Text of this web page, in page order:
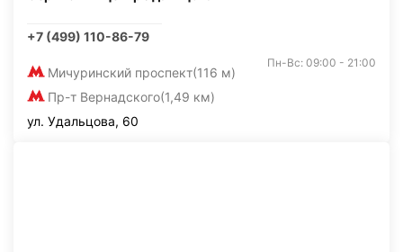
+7 (499) 110-86-79
Мичуринский проспект(116 м)
Пр-т Вернадского(1,49 км)
Пн-Вс: 09:00 - 21:00
ул. Удальцова, 60